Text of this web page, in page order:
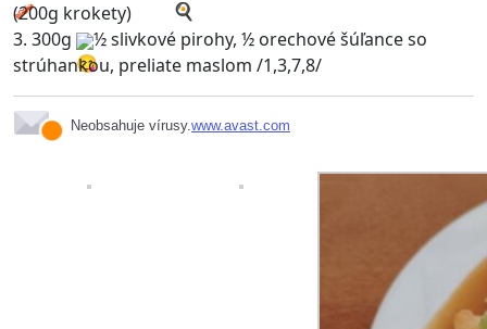
(200g krokety)
3. 300g
½ slivkové pirohy, ½ orechové šúľance so
strúhankou, preliate maslom /1,3,7,8/
Neobsahuje vírusy.www.avast.com